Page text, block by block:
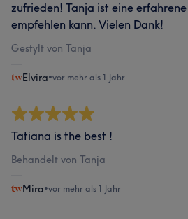
zufrieden! Tanja ist eine
empfehlen kann. Vielen Dank!
Gestylt von Tanja
Elvira•vor mehr als 1 Jahr
Tatiana is the best !
Behandelt von Tanja
Mira•vor mehr als 1 Jahr